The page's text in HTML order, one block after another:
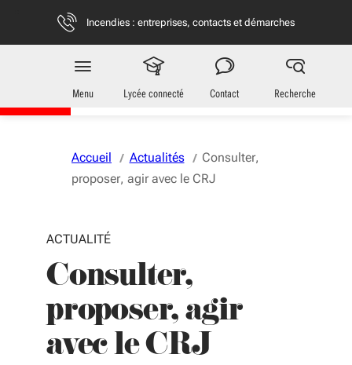
Vous naviguez en mode anonymisé,
Incendies : entreprises, contacts et démarches
Jeunes
en Nouvelle-Aquitaine
Menu Lycée connecté Contact Recherche
Accueil Actualités
Consulter,
proposer, agir avec le CRJ
ACTUALITÉ
Consulter,
proposer, agir
avec le CRJ